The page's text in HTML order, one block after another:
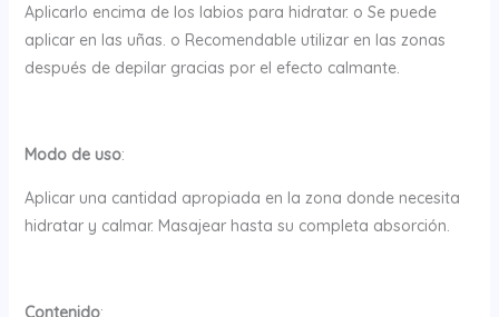
Aplicarlo encima de los labios para hidratar. o Se puede
aplicar en las uñas. o Recomendable utilizar en las zonas
después de depilar gracias por el efecto calmante.
Modo de uso:
Aplicar una cantidad apropiada en la zona donde necesita
hidratar y calmar. Masajear hasta su completa absorción.
Contenido: